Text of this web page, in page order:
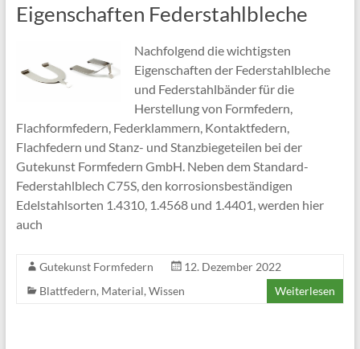
Eigenschaften Federstahlbleche
Nachfolgend die wichtigsten
Eigenschaften der Federstahlbleche
und Federstahlbänder für die
Herstellung von Formfedern,
Flachformfedern, Federklammern, Kontaktfedern,
Flachfedern und Stanz- und Stanzbiegeteilen bei der
Gutekunst Formfedern GmbH. Neben dem Standard-
Federstahlblech C75S, den korrosionsbeständigen
Edelstahlsorten 1.4310, 1.4568 und 1.4401, werden hier
auch
Gutekunst Formfedern
12. Dezember 2022
Blattfedern, Material, Wissen Weiterlesen